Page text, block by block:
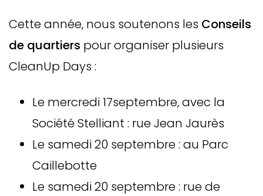
Cette année, nous soutenons les Conseils
de quartiers pour organiser plusieurs
CleanUp Days :
Le mercredi 17septembre, avec la
Société Stelliant : rue Jean Jaurès
Le samedi 20 septembre : au Parc
Caillebotte
Le samedi 20 septembre : rue de